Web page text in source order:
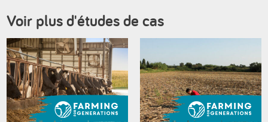
Voir plus d'études de cas